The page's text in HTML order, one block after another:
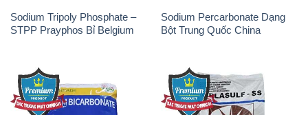
Sodium Tripoly Phosphate –
STPP Prayphos Bỉ Belgium
Sodium Percarbonate Dạng
Bột Trung Quốc China